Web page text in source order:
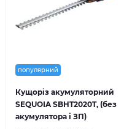
популярний
Кущоріз акумуляторний
SEQUOIA SBHT2020T, (без
акумулятора і ЗП)